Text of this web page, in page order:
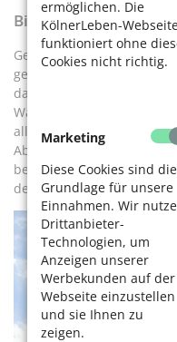
ermöglichen. Die
KölnerLeben-
funktioniert ohne
Cookies nicht richtig.
Marketing
Diese Cookies sind die
Grundlage für unsere
Einnahmen. Wir
Drittanbieter-
Technologien, um
Anzeigen unserer
Werbekunden auf der
Webseite einzustellen
und sie Ihnen zu
zeigen.
Biogas auch aus
Gerade fährt ein weiterer
gelbe Fahrzeug eines
dasselbe: den Schlauch
Wagen anschließen und
allerdings weht der Wind
Abwassergeruch herüber.
beruhigt: „Das kommt
den Klärbecken nebenan.“